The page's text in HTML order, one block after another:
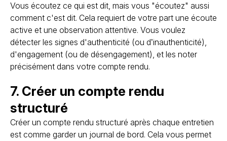
Vous écoutez ce qui est dit, mais vous "écoutez" aussi
comment c'est dit. Cela requiert de votre part une écoute
active et une observation attentive. Vous voulez
détecter les signes d'authenticité (ou d’inauthenticité),
d'engagement (ou de désengagement), et les noter
précisément dans votre compte rendu.
7. Créer un compte rendu
structuré
Créer un compte rendu structuré après chaque entretien
est comme garder un journal de bord. Cela vous permet